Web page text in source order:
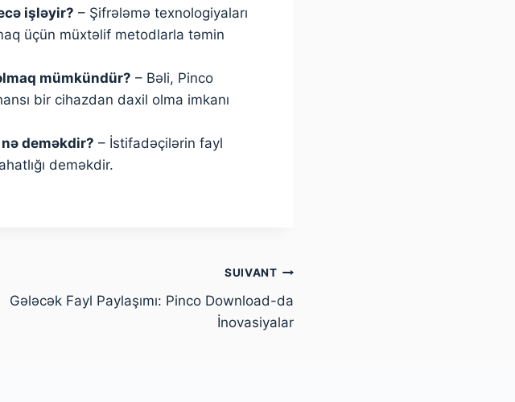
işləyir? – Şifrələmə texnologiyaları
üçün müxtəlif metodlarla təmin
mümkündür? – Bəli, Pinco
bir cihazdan daxil olma imkanı
deməkdir? – İstifadəçilərin fayl
deməkdir.
SUIVANT
Gələcək Fayl Paylaşımı: Pinco Download-da
İnovasiyalar